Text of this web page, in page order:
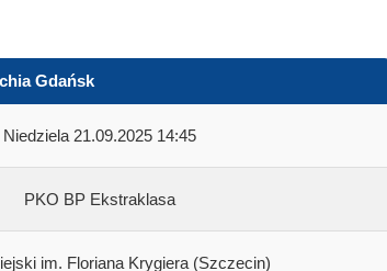
Gdańsk
Niedziela 21.09.2025 14:45
PKO BP Ekstraklasa
im. Floriana Krygiera (Szczecin)